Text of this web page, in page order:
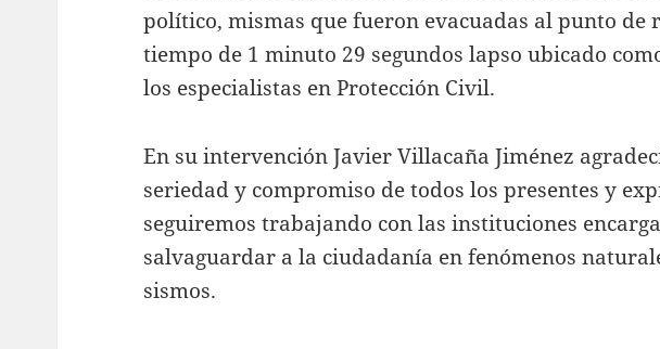
político, mismas que fueron evacuadas al punto de
tiempo de 1 minuto 29 segundos lapso ubicado
los especialistas en Protección Civil.
En su intervención Javier Villacaña Jiménez
seriedad y compromiso de todos los presentes y
seguiremos trabajando con las instituciones
salvaguardar a la ciudadanía en fenómenos
sismos.